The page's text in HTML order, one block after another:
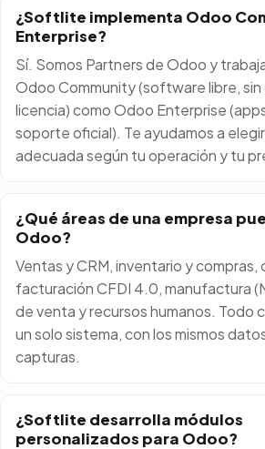
¿Softlite implementa Odoo
Enterprise?
Sí. Somos Partners de Odoo y
Odoo Community (software libre,
licencia) como Odoo Enterprise
soporte oficial). Te ayudamos a
adecuada según tu operación y tu
¿Qué áreas de una empresa
Odoo?
Ventas y CRM, inventario y
facturación CFDI 4.0, manufactura
de venta y recursos humanos. Todo
un solo sistema, con los mismos
capturas.
¿Softlite desarrolla módulos
personalizados para Odoo?